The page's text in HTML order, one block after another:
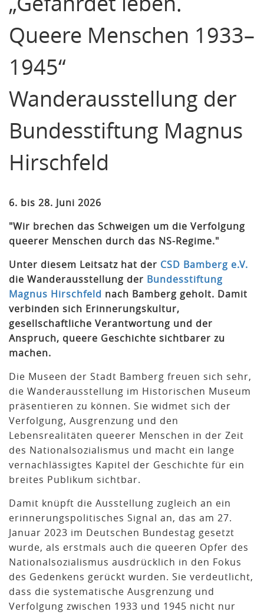
Queere Menschen 1933–
1945“
Wanderausstellung der
Bundesstiftung Magnus
Hirschfeld
6. bis 28. Juni 2026
"Wir brechen das Schweigen um die Verfolgung
queerer Menschen durch das NS-Regime."
Unter diesem Leitsatz hat der CSD Bamberg e.V.
die Wanderausstellung der Bundesstiftung
Magnus Hirschfeld nach Bamberg geholt. Damit
verbinden sich Erinnerungskultur,
gesellschaftliche Verantwortung und der
Anspruch, queere Geschichte sichtbarer zu
machen.
Die Museen der Stadt Bamberg freuen sich sehr,
die Wanderausstellung im Historischen Museum
präsentieren zu können. Sie widmet sich der
Verfolgung, Ausgrenzung und den
Lebensrealitäten queerer Menschen in der Zeit
des Nationalsozialismus und macht ein lange
vernachlässigtes Kapitel der Geschichte für ein
breites Publikum sichtbar.
Damit knüpft die Ausstellung zugleich an ein
erinnerungspolitisches Signal an, das am 27.
Januar 2023 im Deutschen Bundestag gesetzt
wurde, als erstmals auch die queeren Opfer des
Nationalsozialismus ausdrücklich in den Fokus
des Gedenkens gerückt wurden. Sie verdeutlicht,
dass die systematische Ausgrenzung und
Verfolgung zwischen 1933 und 1945 nicht nur